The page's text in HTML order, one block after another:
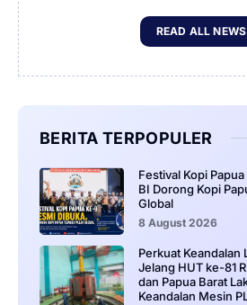
READ ALL NEWS
BERITA TERPOPULER
Festival Kopi
BI Dorong Kopi
Global
8 August 2026
Perkuat Keandalan
Jelang HUT ke-81
dan Papua Barat
Keandalan Mesin